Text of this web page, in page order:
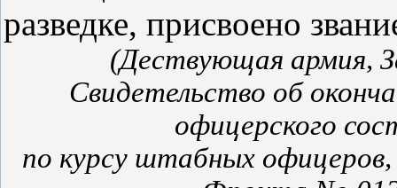
разведке, присвоено
(Дествующая армия,
Свидетельство об
офицерского
по курсу штабных офицеров,